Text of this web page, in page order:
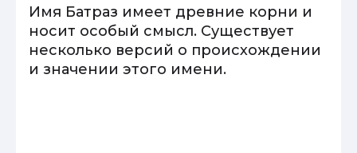
Имя Батраз имеет древние корни и
носит особый смысл. Существует
несколько версий о происхождении
и значении этого имени.